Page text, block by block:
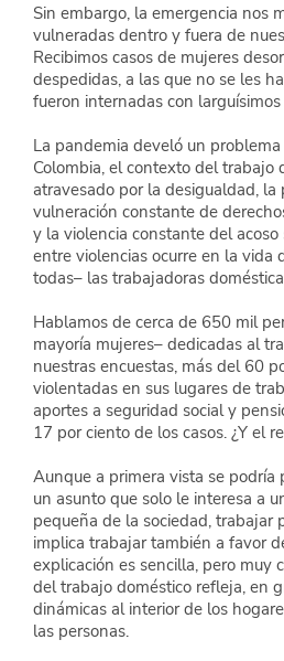
Sin embargo, la emergencia nos
vulneradas dentro y fuera de
Recibimos casos de mujeres
despedidas, a las que no se les
fueron internadas con
La pandemia develó un
Colombia, el contexto del trabajo
atravesado por la desigualdad, la
vulneración constante de
y la violencia constante del acoso
entre violencias ocurre en la vida
todas– las trabajadoras
Hablamos de cerca de 650 mil
mayoría mujeres– dedicadas al
nuestras encuestas, más del 60
violentadas en sus lugares de
aportes a seguridad social y
17 por ciento de los casos. ¿Y el
Aunque a primera vista se podría
un asunto que solo le interesa a
pequeña de la sociedad, trabajar
implica trabajar también a favor
explicación es sencilla, pero muy
del trabajo doméstico refleja, en
dinámicas al interior de los
las personas.